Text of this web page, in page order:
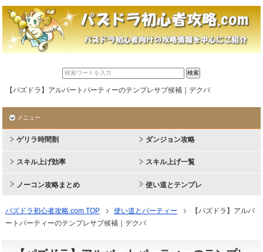
【パズドラ】アルバートパーティーのテンプレサブ候補｜デクパ
メニュー
ゲリラ時間割 ダンジョン攻略
スキル上げ効率 スキル上げ一覧
ノーコン攻略まとめ 使い道とテンプレ
パズドラ初心者攻略.com TOP 使い道とパーティー
【パズドラ】アルバ
ートパーティーのテンプレサブ候補｜デクパ